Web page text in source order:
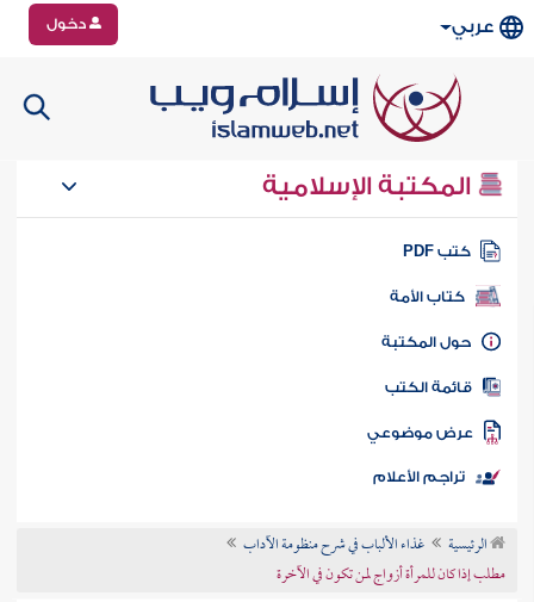
عربي دخول
المكتبة الإسلامية
كتب PDF
كتاب الأمة
المكتبة
الكتب
موضوعي
تراجم الأعلام
الرئيسية
غذاء الألباب في شرح منظومة الآداب
مطلب إذا كان للمرأة أزواج لمن تكون في الآخرة